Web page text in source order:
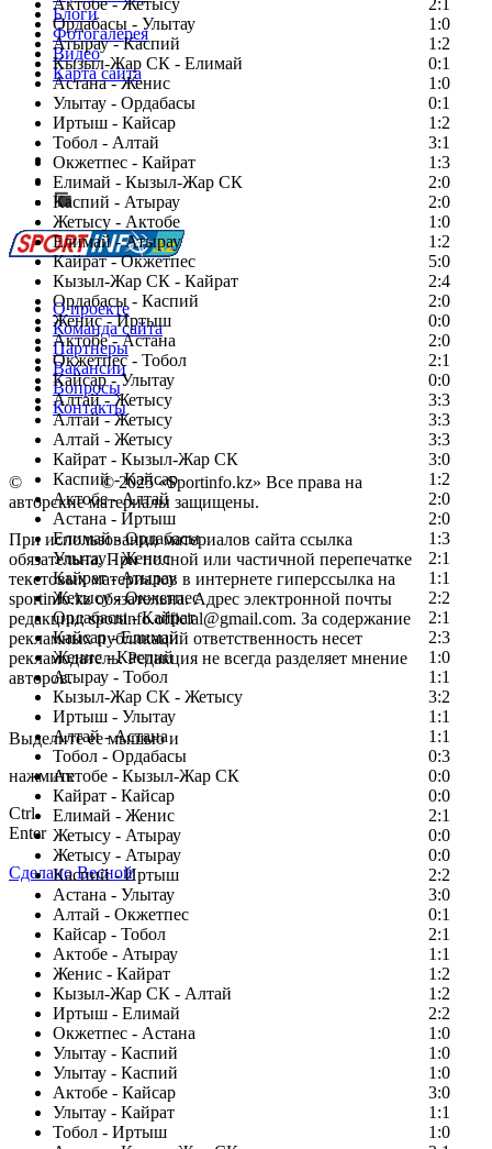
Актобе - Жетысу
2:1
Ордабасы - Улытау
1:0
Атырау - Каспий
1:2
Кызыл-Жар СК - Елимай
0:1
Астана - Женис
1:0
Улытау - Ордабасы
0:1
Иртыш - Кайсар
1:2
Тобол - Алтай
3:1
Окжетпес - Кайрат
1:3
Елимай - Кызыл-Жар СК
2:0
Каспий - Атырау
2:0
Жетысу - Актобе
1:0
Елимай - Атырау
1:2
Кайрат - Окжетпес
5:0
Кызыл-Жар СК - Кайрат
2:4
Ордабасы - Каспий
2:0
Женис - Иртыш
0:0
Актобе - Астана
2:0
Окжетпес - Тобол
2:1
Кайсар - Улытау
0:0
Алтай - Жетысу
3:3
Алтай - Жетысу
3:3
Алтай - Жетысу
3:3
Кайрат - Кызыл-Жар СК
3:0
Каспий - Кайсар
1:2
Актобе - Алтай
2:0
Астана - Иртыш
2:0
Елимай - Ордабасы
1:3
Улытау - Женис
2:1
Кайрат - Атырау
1:1
Жетысу - Окжетпес
2:2
Ордабасы - Кайрат
2:1
Кайсар - Елимай
2:3
Женис - Каспий
1:0
Атырау - Тобол
1:1
Кызыл-Жар СК - Жетысу
3:2
Иртыш - Улытау
1:1
Алтай - Астана
1:1
Тобол - Ордабасы
0:3
Актобе - Кызыл-Жар СК
0:0
Кайрат - Кайсар
0:0
Елимай - Женис
2:1
Жетысу - Атырау
0:0
Жетысу - Атырау
0:0
Каспий - Иртыш
2:2
Астана - Улытау
3:0
Алтай - Окжетпес
0:1
Кайсар - Тобол
2:1
Актобе - Атырау
1:1
Женис - Кайрат
1:2
Кызыл-Жар СК - Алтай
1:2
Иртыш - Елимай
2:2
Окжетпес - Астана
1:0
Улытау - Каспий
1:0
Улытау - Каспий
1:0
Актобе - Кайсар
3:0
Улытау - Кайрат
1:1
Тобол - Иртыш
1:0
Блоги
Фотогалерея
Видео
Карта сайта
Есть идея?
Сообщить о мероприятии
Перейти на старый сайт
О проекте
Команда сайта
Партнеры
Вакансии
Вопросы
Контакты
© Copyright© 2025 «Sportinfo.kz» Все права на
авторские материалы защищены.
При использовании материалов сайта ссылка
обязательна. При полной или частичной перепечатке
текстовых материалов в интернете гиперссылка на
sportinfo.kz обязательна. Адрес электронной почты
редакции: sportinfo.official@gmail.com. За содержание
рекламных публикаций ответственность несет
рекламодатель. Редакция не всегда разделяет мнение
авторов.
Заметили ошибку в тексте?
Выделите ее мышью и
нажмите
Ctrl
Enter
Сделано Весной